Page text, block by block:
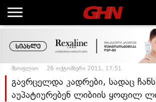
მსოფლიო 26 ოქტომბერი 2011, 17:51
გავრცელდა კადრები, სადაც
აუპატიურებენ ლიბიის ყოფილ